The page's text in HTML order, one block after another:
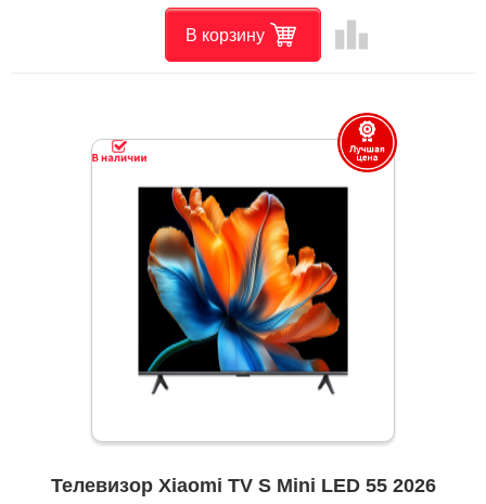
В корзину leaderboard
Телевизор Xiaomi TV S Mini LED 55 2026